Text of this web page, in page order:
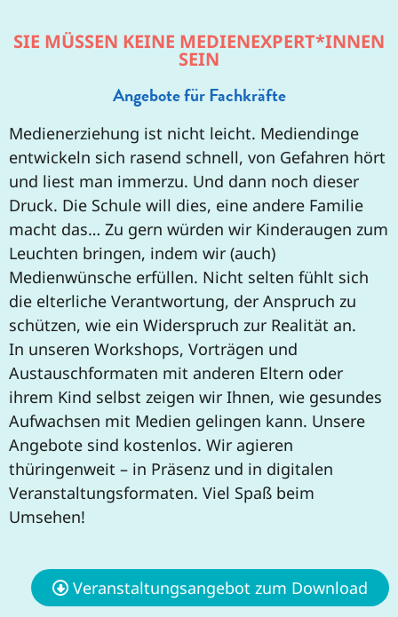
SIE MÜSSEN KEINE MEDIENEXPERT*INNEN
SEIN
Angebote für Fachkräfte
Medienerziehung ist nicht leicht. Mediendinge
entwickeln sich rasend schnell, von Gefahren hört
und liest man immerzu. Und dann noch dieser
Druck. Die Schule will dies, eine andere Familie
macht das… Zu gern würden wir Kinderaugen zum
Leuchten bringen, indem wir (auch)
Medienwünsche erfüllen. Nicht selten fühlt sich
die elterliche Verantwortung, der Anspruch zu
schützen, wie ein Widerspruch zur Realität an.
In unseren Workshops, Vorträgen und
Austauschformaten mit anderen Eltern oder
ihrem Kind selbst zeigen wir Ihnen, wie gesundes
Aufwachsen mit Medien gelingen kann. Unsere
Angebote sind kostenlos. Wir agieren
thüringenweit – in Präsenz und in digitalen
Veranstaltungsformaten. Viel Spaß beim
Umsehen!
Veranstaltungsangebot zum Download